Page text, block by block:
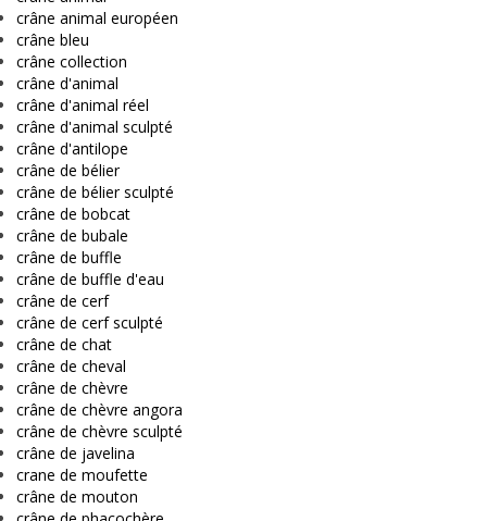
crâne animal européen
crâne bleu
crâne collection
crâne d'animal
crâne d'animal réel
crâne d'animal sculpté
crâne d'antilope
crâne de bélier
crâne de bélier sculpté
crâne de bobcat
crâne de bubale
crâne de buffle
crâne de buffle d'eau
crâne de cerf
crâne de cerf sculpté
crâne de chat
crâne de cheval
crâne de chèvre
crâne de chèvre angora
crâne de chèvre sculpté
crâne de javelina
crane de moufette
crâne de mouton